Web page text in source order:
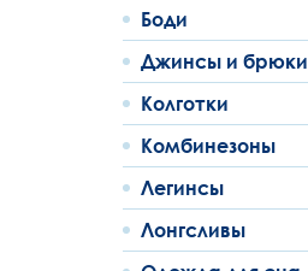
Боди
Джинсы и брюки
Колготки
Комбинезоны
Легинсы
Лонгсливы